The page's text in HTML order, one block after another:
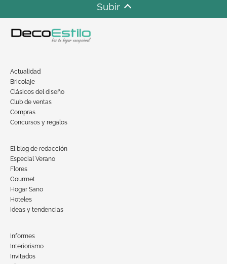
Subir
Actualidad
Bricolaje
Clásicos del diseño
Club de ventas
Compras
Concursos y regalos
El blog de redacción
Especial Verano
Flores
Gourmet
Hogar Sano
Hoteles
Ideas y tendencias
Informes
Interiorismo
Invitados